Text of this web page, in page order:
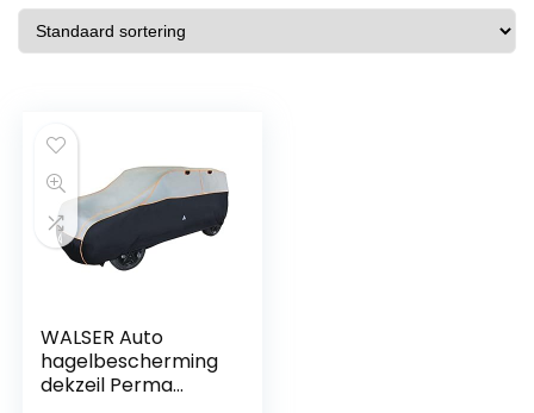
WALSER Auto
hagelbescherming
dekzeil Perma